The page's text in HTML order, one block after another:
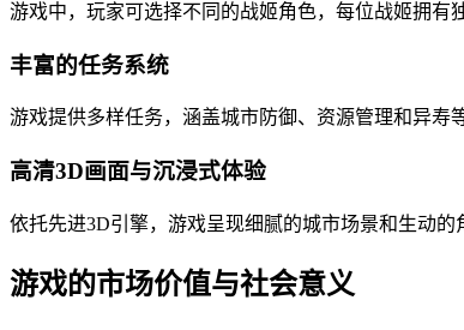
游戏中，玩家可选择不同的战姬角色，每位战姬拥有
丰富的任务系统
游戏提供多样任务，涵盖城市防御、资源管理和异寿
高清3D画面与沉浸式体验
依托先进3D引擎，游戏呈现细腻的城市场景和生动
游戏的市场价值与社会意义